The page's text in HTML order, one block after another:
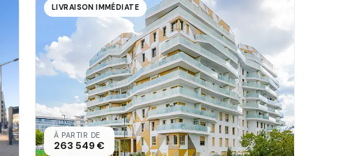
LIVRAISON IMMÉDIATE
À PARTIR DE
263 549 €